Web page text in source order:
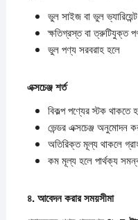
ভুল সাইজ বা ভুল
ক্ষতিগ্রস্ত বা ত্রুটিযুক্ত
ভুল পণ্য সরবরাহ হলে
এক্সচেঞ্জশর্ত
বিকল্প পণ্যের স্টক থাকতে
ভেন্ডর এক্সচেঞ্জ অনুমোদন
অতিরিক্ত মূল্য থাকলে
কম মূল্য হলে পার্থক্য
৪.আবেদনকরারসময়সীমা